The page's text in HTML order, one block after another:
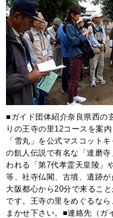
■ガイド団体紹介奈良県西の
りの王寺の里12コースを案
「雪丸」を公式マスコット
の飢人伝説で有名な「達磨
われる「第7代孝霊天皇陵」
等、社寺仏閣、古墳、遺跡が
大阪都心から20分で来るこ
です。王寺の里をめぐるな
まかせ下さい。■連絡先（